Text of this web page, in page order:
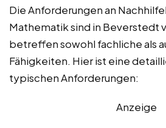
Die Anforderungen an
Mathematik sind in Beverstedt
betreffen sowohl fachliche als
Fähigkeiten. Hier ist eine
typischen Anforderungen:
Anzeige